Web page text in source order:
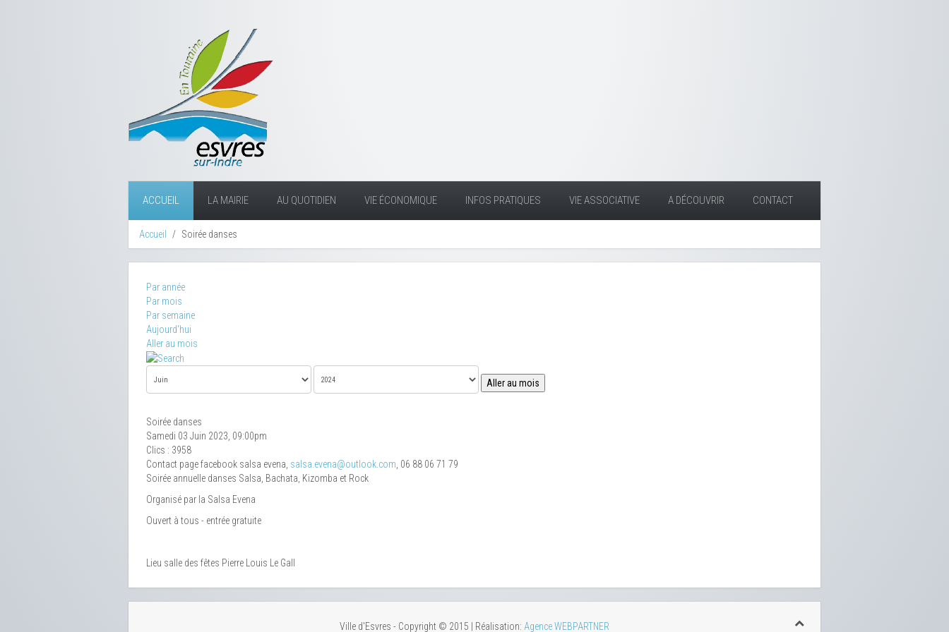
ACCUEIL LA MAIRIE AU QUOTIDIEN VIE ÉCONOMIQUE INFOS PRATIQUES VIE ASSOCIATIVE A DÉCOUVRIR CONTACT
Accueil Soirée danses
Par année
Par mois
Par semaine
Aujourd'hui
Aller au mois
Aller au mois
Soirée danses
Samedi 03 Juin 2023, 09:00pm
Clics : 3958
Contact page facebook salsa evena, salsa.evena@outlook.com, 06 88 06 71 79
Soirée annuelle danses Salsa, Bachata, Kizomba et Rock
Organisé par la Salsa Evena
Ouvert à tous - entrée gratuite
Lieu salle des fêtes Pierre Louis Le Gall
Ville d'Esvres - Copyright © 2015 | Réalisation: Agence WEBPARTNER